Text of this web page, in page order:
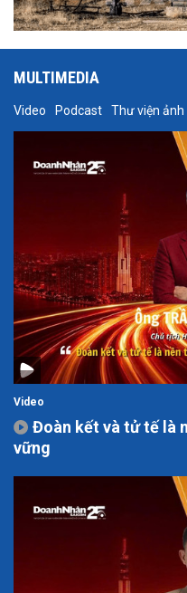
MULTIMEDIA
Video Podcast Thư viện ảnh
Video
Đoàn kết và tử tế là
vững